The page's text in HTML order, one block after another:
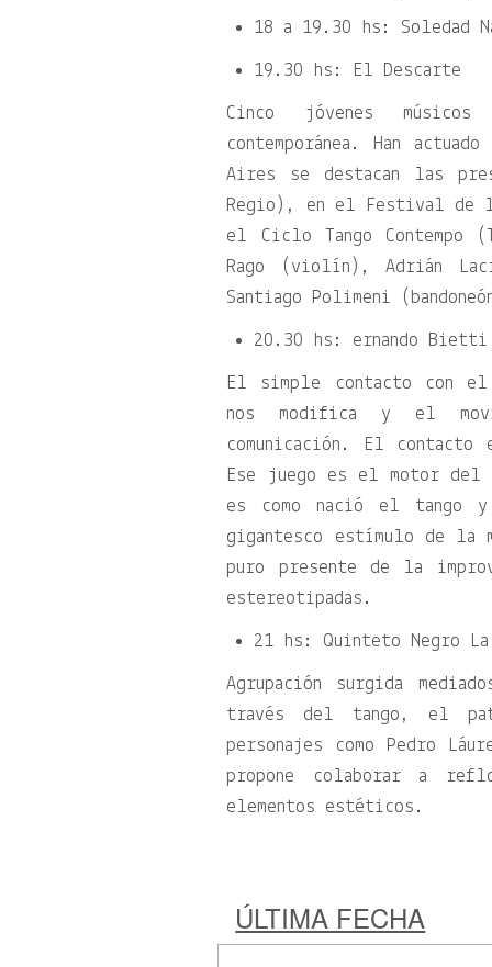
18 a 19.30 hs: Soledad
19.30 hs: El Descarte
Cinco jóvenes
contemporánea. Han
Aires se destacan las
Regio), en el Festival de
el Ciclo Tango Contempo
Rago (violín), Adrián
Santiago Polimeni
20.30 hs: ernando
El simple contacto con el
nos modifica y el
comunicación. El contacto
Ese juego es el motor
es como nació el tango
gigantesco estímulo de la
puro presente de la
estereotipadas.
21 hs: Quinteto Negro La
Agrupación surgida
través del tango, el
personajes como Pedro
propone colaborar a
elementos estéticos.
ÚLTIMA FECHA